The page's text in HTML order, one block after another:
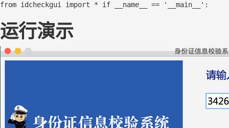
from idcheckgui import * if __name__ == '__main__' :
运行演示